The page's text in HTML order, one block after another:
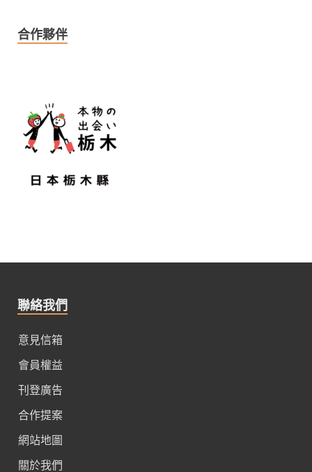
合作夥伴
聯絡我們
意見信箱
會員權益
刊登廣告
合作提案
網站地圖
關於我們